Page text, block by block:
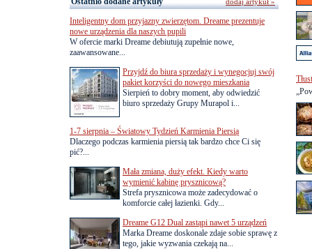
Inteligentny dom przyjazny zwierzętom. Dreame prezentuje
nowe urządzenia dla naszych pupili
W ofercie marki Dreame debiutują zupełnie nowe,
zaawansowane...
Przyjdź do biura sprzedaży i wynegocjuj swój
pakiet korzyści do nowego mieszkania
Sierpień to dobry moment, aby odwiedzić
biuro sprzedaży Grupy Murapol i...
1-7 sierpnia – Światowy Tydzień Karmienia Piersią
Dlaczego podczas karmienia piersią tak bardzo chce Ci się
pić?...
Mała zmiana, duży efekt. Kiedy warto
wymienić kabinę prysznicową?
Strefa prysznicowa może zadecydować o
komforcie całej łazienki. Gdy...
Dreame G12 Dual zastąpi nawet 5 urządzeń
Marka Dreame doskonale zdaje sobie sprawę z
tego, jakie wyzwania czekają na...